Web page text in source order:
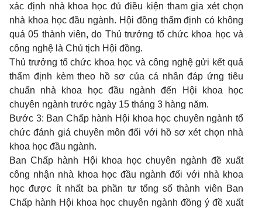
xác định nhà khoa học đủ điều kiện tham gia xét chọn
nhà khoa học đầu ngành. Hội đồng thẩm định có không
quá 05 thành viên, do Thủ trưởng tổ chức khoa học và
công nghệ là Chủ tịch Hội đồng.
Thủ trưởng tổ chức khoa học và công nghệ gửi kết quả
thẩm định kèm theo hồ sơ của cá nhân đáp ứng tiêu
chuẩn nhà khoa học đầu ngành đến Hội khoa học
chuyên ngành trước ngày 15 tháng 3 hàng năm.
Bước 3: Ban Chấp hành Hội khoa học chuyên ngành tổ
chức đánh giá chuyên môn đối với hồ sơ xét chọn nhà
khoa học đầu ngành.
Ban Chấp hành Hội khoa học chuyên ngành đề xuất
công nhận nhà khoa học đầu ngành đối với nhà khoa
học được ít nhất ba phần tư tổng số thành viên Ban
Chấp hành Hội khoa học chuyên ngành đồng ý đề xuất